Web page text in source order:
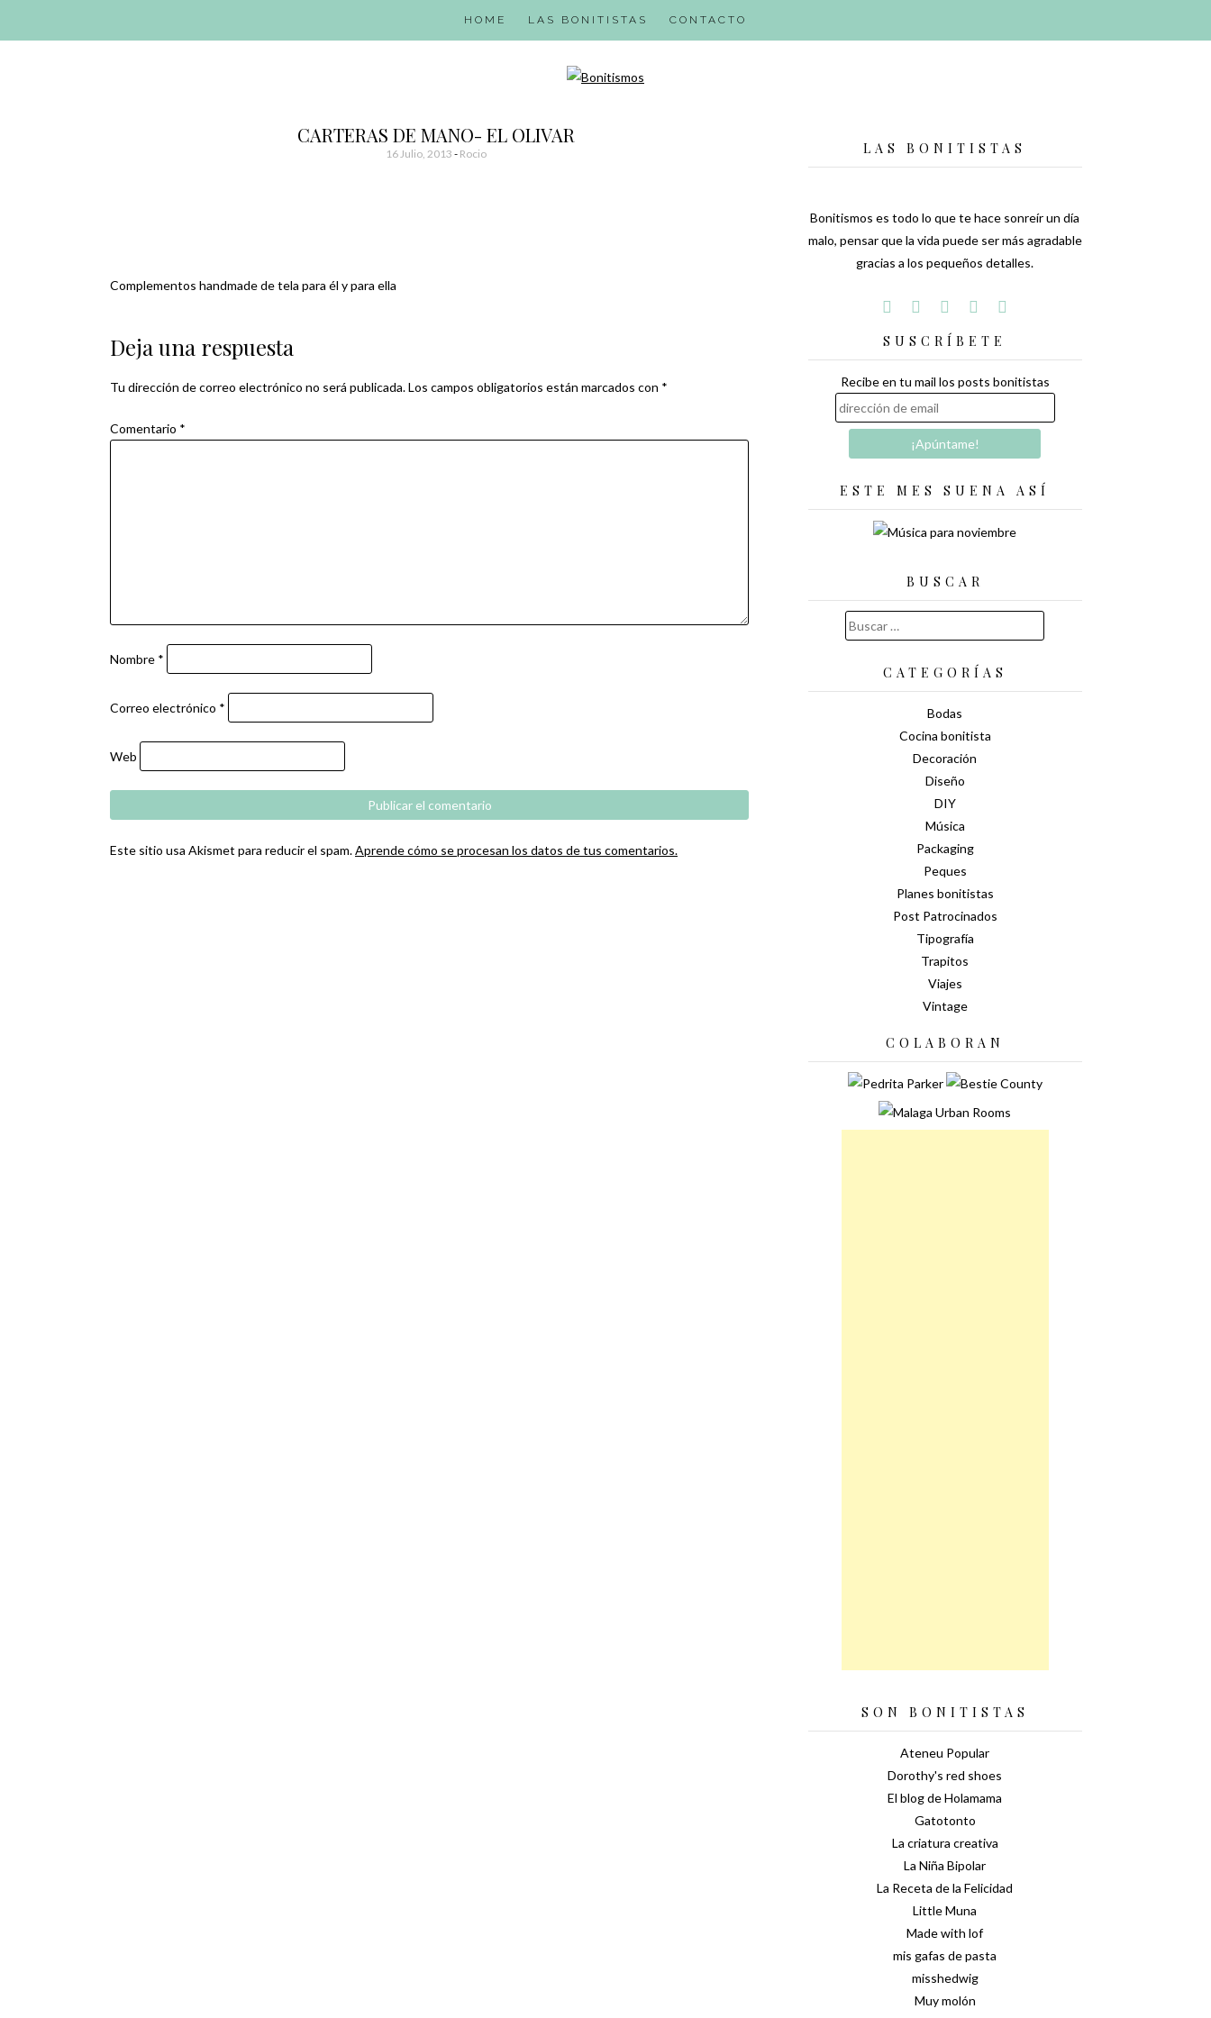
HOME LAS BONITISTAS CONTACTO
BonitismosCARTERAS DE MANO- EL OLIVAR
16 Julio, 2013 - Rocio
Navegación
de
entradas
Complementos handmade de tela para él y para ella
Deja una respuesta
Tu dirección de correo electrónico no será publicada.Los campos obligatorios están marcados con *
Comentario *
Nombre *
Correo electrónico *
Web
Este sitio usa Akismet para reducir el spam.Aprende cómo se procesan los datos de tus comentarios.
LAS BONITISTAS
Bonitismos es todo lo que te hace sonreír un día
malo, pensar que la vida puede ser más agradable
gracias a los pequeños detalles.
SUSCRÍBETE
Recibe en tu mail los posts bonitistas
ESTE MES SUENA ASÍ
BUSCAR
Buscar:
CATEGORÍAS
Bodas
Cocina bonitista
Decoración
Diseño
DIY
Música
Packaging
Peques
Planes bonitistas
Post Patrocinados
Tipografía
Trapitos
Viajes
Vintage
COLABORAN
SON BONITISTAS
Ateneu Popular
Dorothy's red shoes
El blog de Holamama
Gatotonto
La criatura creativa
La Niña Bipolar
La Receta de la Felicidad
Little Muna
Made with lof
mis gafas de pasta
misshedwig
Muy molón